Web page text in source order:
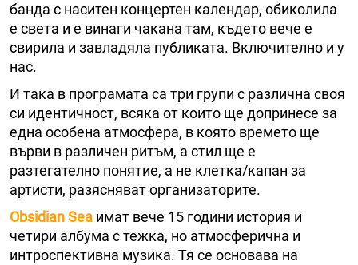
банда с наситен концертен календар, обиколила
е света и е винаги чакана там, където вече е
свирила и завладяла публиката. Включително и у
нас.
И така в програмата са три групи с различна своя
си идентичност, всяка от които ще допринесе за
една особена атмосфера, в която времето ще
върви в различен ритъм, а стил ще е
разтегателно понятие, а не клетка/капан за
артисти, разясняват организаторите.
Obsidian Sea имат вече 15 години история и
четири албума с тежка, но атмосферична и
интроспективна музика. Тя се основава на